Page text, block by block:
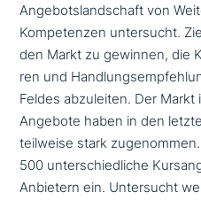
Angebotslandschaft von
Kompetenzen unter­sucht.
den Markt zu gewinnen, die
ren und
Feldes abzu­lei­ten. Der
Angebote haben in den
teilweise stark
500 unter­schied­li­che
Anbietern ein. Untersucht